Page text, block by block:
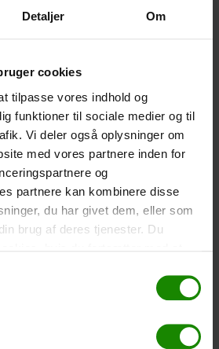
Detaljer Om
cookies
tilpasse vores indhold og
funktioner til sociale medier og til
Vi deler også oplysninger om
med vores partnere inden for
og
partnere kan kombinere disse
du har givet dem, eller som
brug af deres tjenester. Du
(+75,00kr.)
liter – Størrelse: 18x18x35cm. – Materiale:
- +
Etui (+60,00 kr.)
Telefonen kan betjenes når
Vandtæt ned til 1 meter.
4 (+